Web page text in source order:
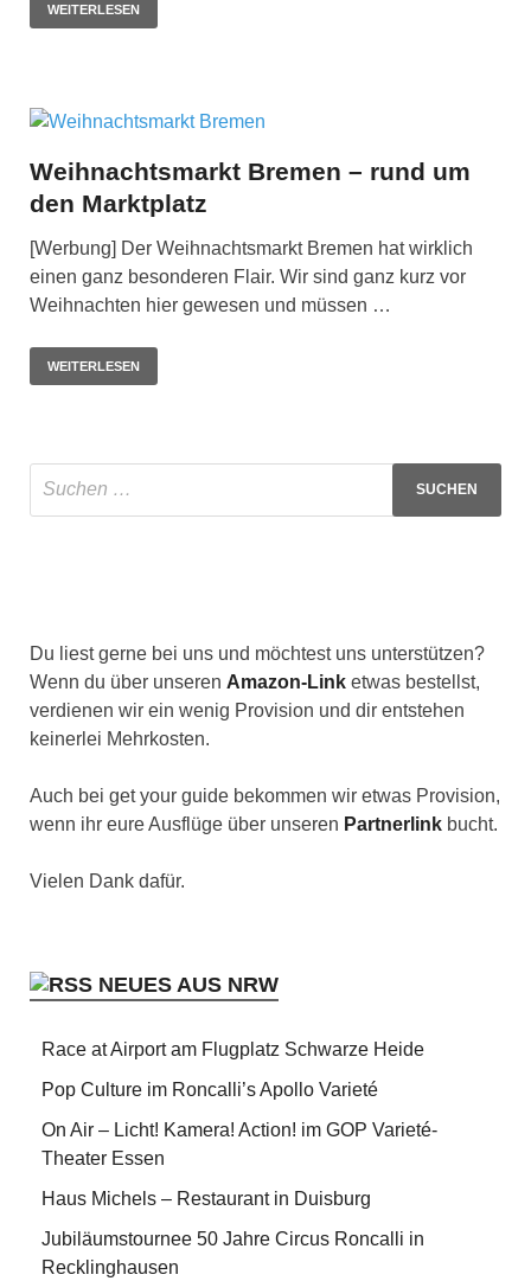
WEITERLESEN
Weihnachtsmarkt Bremen – rund um
den Marktplatz
[Werbung] Der Weihnachtsmarkt Bremen hat wirklich
einen ganz besonderen Flair. Wir sind ganz kurz vor
Weihnachten hier gewesen und müssen …
WEITERLESEN
Du liest gerne bei uns und möchtest uns unterstützen?
Wenn du über unseren Amazon-Link etwas bestellst,
verdienen wir ein wenig Provision und dir entstehen
keinerlei Mehrkosten.
Auch bei get your guide bekommen wir etwas Provision,
wenn ihr eure Ausflüge über unseren Partnerlink bucht.
Vielen Dank dafür.
NEUES AUS NRW
Race at Airport am Flugplatz Schwarze Heide
Pop Culture im Roncalli’s Apollo Varieté
On Air – Licht! Kamera! Action! im GOP Varieté-
Theater Essen
Haus Michels – Restaurant in Duisburg
Jubiläumstournee 50 Jahre Circus Roncalli in
Recklinghausen